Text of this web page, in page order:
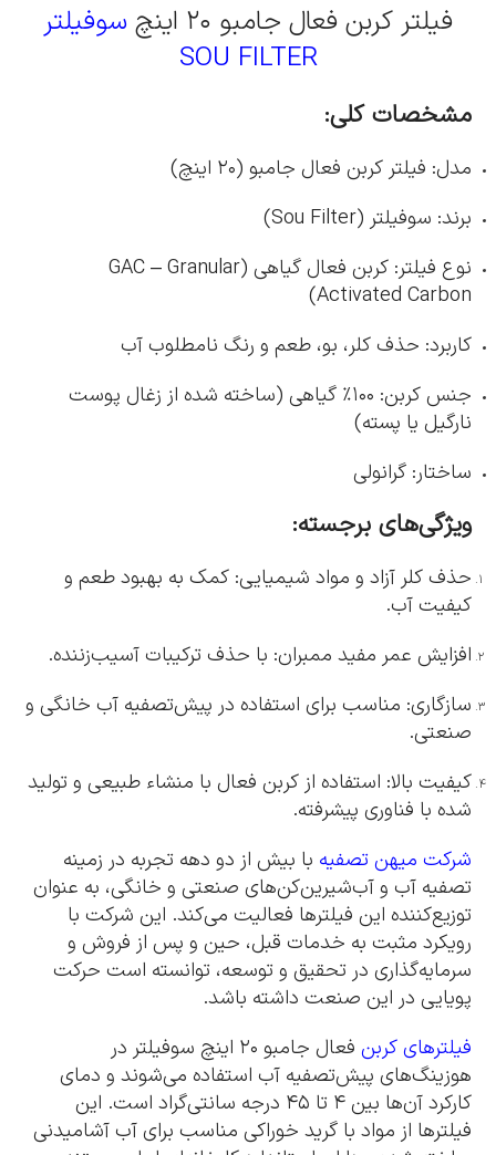
فیلتر کربن فعال جامبو ۲۰ اینچ
سوفیلتر
SOU FILTER
مشخصات کلی:
مدل: فیلتر کربن فعال جامبو (۲۰ اینچ)
برند: سوفیلتر (Sou Filter)
نوع فیلتر: کربن فعال گیاهی (GAC – Granular
Activated Carbon)
کاربرد: حذف کلر، بو، طعم و رنگ نامطلوب آب
جنس کربن: ۱۰۰٪ گیاهی (ساخته شده از زغال پوست
نارگیل یا پسته)
ساختار: گرانولی
ویژگی‌های برجسته:
حذف کلر آزاد و مواد شیمیایی: کمک به بهبود طعم و
کیفیت آب.
افزایش عمر مفید ممبران: با حذف ترکیبات آسیب‌زننده.
سازگاری: مناسب برای استفاده در پیش‌تصفیه آب خانگی و
صنعتی.
کیفیت بالا: استفاده از کربن فعال با منشاء طبیعی و تولید
شده با فناوری پیشرفته.
شرکت میهن تصفیه با بیش از دو دهه تجربه در زمینه
تصفیه آب و آب‌شیرین‌کن‌های صنعتی و خانگی، به عنوان
توزیع‌کننده این فیلترها فعالیت می‌کند. این شرکت با
رویکرد مثبت به خدمات قبل، حین و پس از فروش و
سرمایه‌گذاری در تحقیق و توسعه، توانسته است حرکت
پویایی در این صنعت داشته باشد.
فیلترهای کربن
فعال جامبو ۲۰ اینچ سوفیلتر در
هوزینگ‌های پیش‌تصفیه آب استفاده می‌شوند و دمای
کارکرد آن‌ها بین ۴ تا ۴۵ درجه سانتی‌گراد است. این
فیلترها از مواد با گرید خوراکی مناسب برای آب آشامیدنی